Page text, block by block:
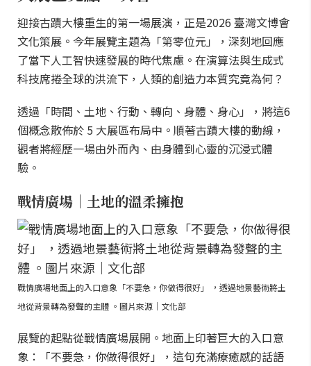
迎接古蹟大樓重生的第一場展演，正是2026 臺灣文博會
文化策展。今年展覽主題為「第零位元」，深刻地回應
了當下人工智快速發展的時代焦慮。在演算法與生成式
科技席捲全球的洪流下，人類的創造力本質究竟為何？
透過「時間、土地、行動、轉向、身體、身心」，將這6
個概念散佈於 5 大展區布局中。順著古蹟大樓的動線，
觀者將經歷一場由外而內、由身體到心靈的沉浸式體
驗。
戰情廣場｜土地的溫柔擁抱
戰情廣場地面上的入口意象「不要急，你做得很好」 ，透過地景藝術將土
地從背景轉為發聲的主體 。圖片來源｜文化部
展覽的起點從戰情廣場展開。地面上印著巨大的入口意
象：「不要急，你做得很好」，這句充滿療癒感的話語